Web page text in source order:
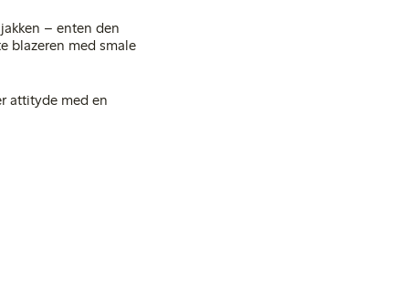
– enten den
blazeren med smale
attityde med en